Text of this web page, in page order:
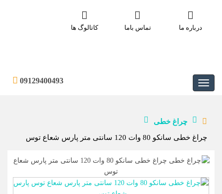
درباره ما تماس باما کاتالوگ ها
09129400493
چراغ خطی
چراغ خطی سانکو 80 وات 120 سانتی متر پارس شعاع توس